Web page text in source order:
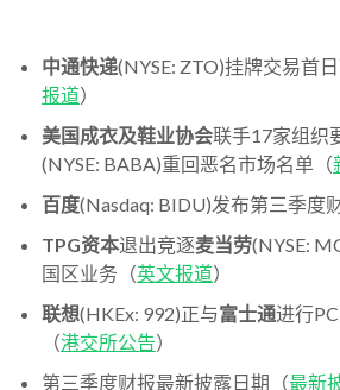
中通快递(NYSE: ZTO)挂牌交易首
报道）
美国成衣及鞋业协会联手17家组织
(NYSE: BABA)重回恶名市场名单（
百度(Nasdaq: BIDU)发布第三季度
TPG资本退出竞逐麦当劳(NYSE:
国区业务（英文报道）
联想(HKEx: 992)正与富士通进行
（港交所公告）
第三季度财报最新披露日期（最新